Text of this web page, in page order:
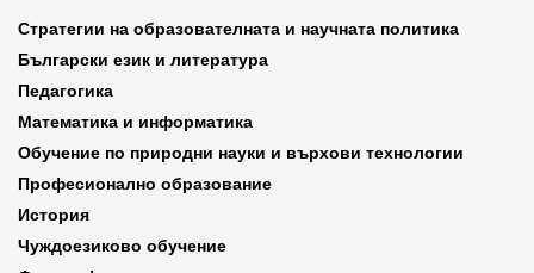
Стратегии на образователната и научната политика
Български език и литература
Педагогика
Математика и информатика
Обучение по природни науки и върхови технологии
Професионално образование
История
Чуждоезиково обучение